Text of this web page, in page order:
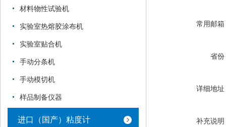
材料物性试验机
实验室热熔胶涂布机
实验室贴合机
手动分条机
手动模切机
样品制备仪器
进口（国产）粘度计
常用邮箱
省份
详细地址
补充说明